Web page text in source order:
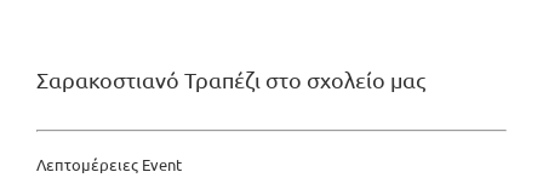
Σαρακοστιανό Τραπέζι στο σχολείο μας
Λεπτομέρειες Event